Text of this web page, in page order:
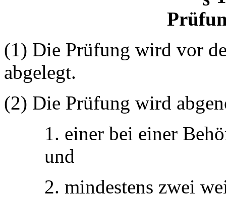
(1) Die Prüfung wird vor
abgelegt.
(2) Die Prüfung wird
1. einer bei einer
und
2. mindestens zwei